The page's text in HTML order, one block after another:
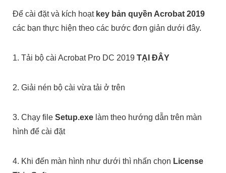
Để cài đặt và kích hoạt key bản quyền Acrobat 2019
các bạn thực hiện theo các bước đơn giản dưới đây.
1. Tải bộ cài Acrobat Pro DC 2019 TẠI ĐÂY
2. Giải nén bộ cài vừa tải ở trên
3. Chạy file Setup.exelàm theo hướng dẫn trên màn
hình để cài đặt
4. Khi đến màn hình như dưới thì nhấn chọn License